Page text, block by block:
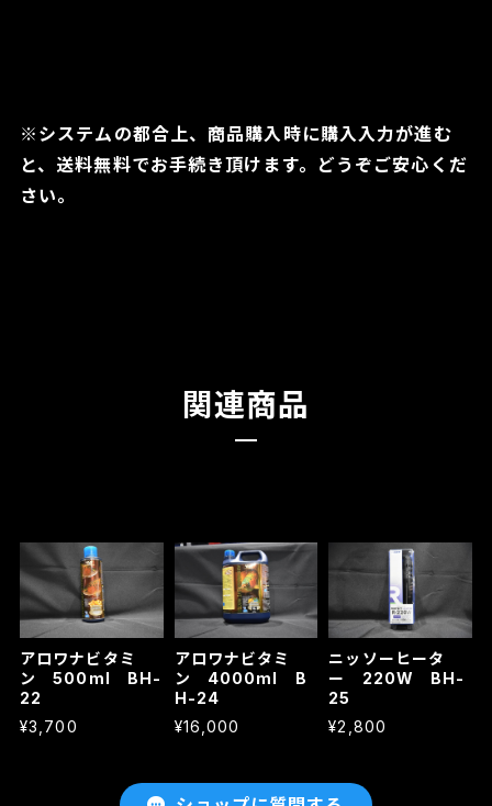
※システムの都合上、商品購入時に購入入力が進む
と、送料無料でお手続き頂けます。どうぞご安心くだ
さい。
関連商品
アロワナビタミ
ン 500ml BH-
22
¥3,700
アロワナビタミ
ン 4000ml B
H-24
¥16,000
ニッソーヒータ
ー 220W BH-
25
¥2,800